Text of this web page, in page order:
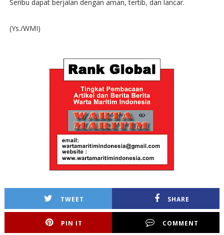
Seribu dapat berjalan dengan aman, tertib, dan lancar.
(Ys./WMI)
TWEET SHARE
PIN IT COMMENT